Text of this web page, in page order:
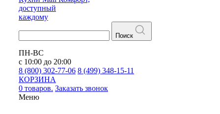
доступный
каждому
Поиск
ПН-ВС
с 10:00 до 20:00
8 (800) 302-77-06 8 (499) 348-15-11
КОРЗИНА
0 товаров. Заказать звонок
Меню